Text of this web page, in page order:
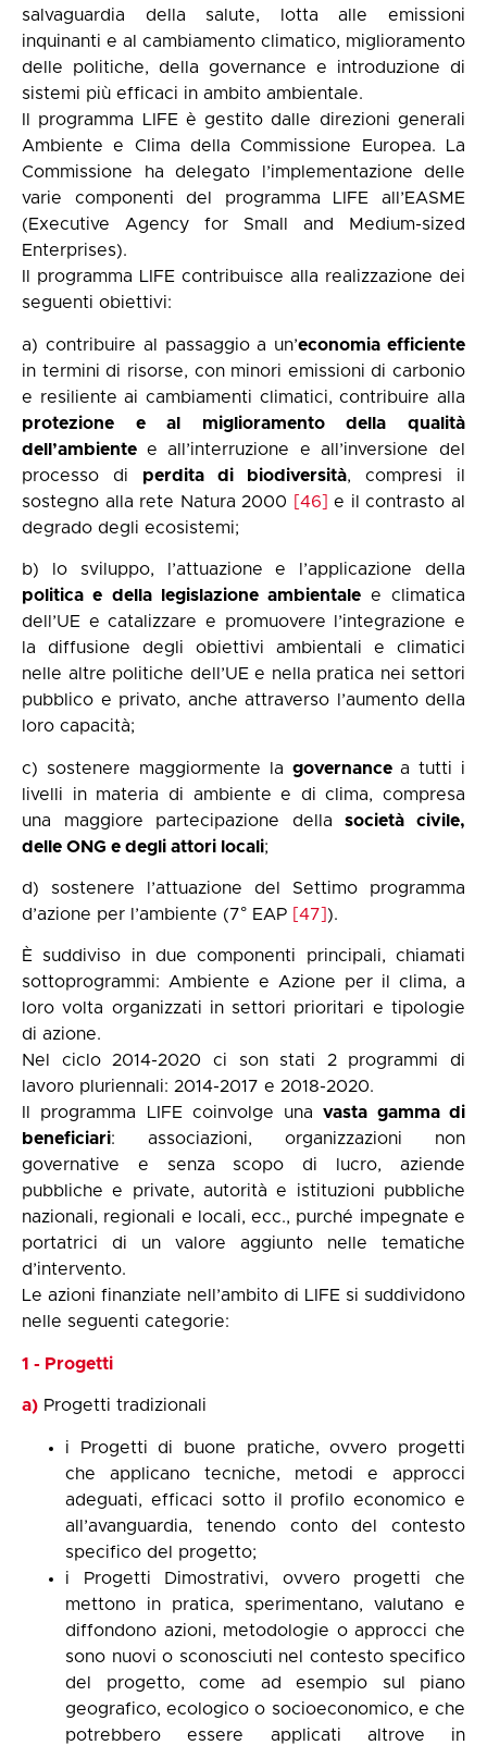
salvaguardia della salute, lotta alle emissioni
inquinanti e al cambiamento climatico, miglioramento
delle politiche, della governance e introduzione di
sistemi più efficaci in ambito ambientale.
Il programma LIFE è gestito dalle direzioni generali
Ambiente e Clima della Commissione Europea. La
Commissione ha delegato l’implementazione delle
varie componenti del programma LIFE all’EASME
(Executive Agency for Small and Medium-sized
Enterprises).
Il programma LIFE contribuisce alla realizzazione dei
seguenti obiettivi:
a) contribuire al passaggio a un’economia efficiente
in termini di risorse, con minori emissioni di carbonio
e resiliente ai cambiamenti climatici, contribuire alla
protezione e al miglioramento della qualità
dell’ambiente e all’interruzione e all’inversione del
processo di perdita di biodiversità, compresi il
sostegno alla rete Natura 2000
[46]e il contrasto al
degrado degli ecosistemi;
b) lo sviluppo, l’attuazione e l’applicazione della
politica e della legislazione ambientale e climatica
dell’UE e catalizzare e promuovere l’integrazione e
la diffusione degli obiettivi ambientali e climatici
nelle altre politiche dell’UE e nella pratica nei settori
pubblico e privato, anche attraverso l’aumento della
loro capacità;
c) sostenere maggiormente la governance a tutti i
livelli in materia di ambiente e di clima, compresa
una maggiore partecipazione dellasocietà civile,
delle ONG e degli attori locali;
d) sostenere l’attuazione del Settimo programma
d’azione per l’ambiente (7° EAP
[47] ).
È suddiviso in due componenti principali, chiamati
sottoprogrammi: Ambiente e Azione per il clima, a
loro volta organizzati in settori prioritari e tipologie
di azione.
Nel ciclo 2014-2020 ci son stati 2 programmi di
lavoro pluriennali: 2014-2017 e 2018-2020.
Il programma LIFE coinvolge unavasta gamma di
beneficiari: associazioni, organizzazioni non
governative e senza scopo di lucro, aziende
pubbliche e private, autorità e istituzioni pubbliche
nazionali, regionali e locali, ecc., purché impegnate e
portatrici di un valore aggiunto nelle tematiche
d’intervento.
Le azioni finanziate nell’ambito di LIFE si suddividono
nelle seguenti categorie:
1 - Progetti
a) Progetti tradizionali
i Progetti di buone pratiche, ovvero progetti
che applicano tecniche, metodi e approcci
adeguati, efficaci sotto il profilo economico e
all’avanguardia, tenendo conto del contesto
specifico del progetto;
i Progetti Dimostrativi, ovvero progetti che
mettono in pratica, sperimentano, valutano e
diffondono azioni, metodologie o approcci che
sono nuovi o sconosciuti nel contesto specifico
del progetto, come ad esempio sul piano
geografico, ecologico o socioeconomico, e che
potrebbero essere applicati altrove in